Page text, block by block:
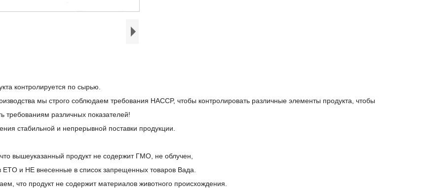
контролируется по сырью.
мы строго соблюдаем требования HACCP, чтобы контролировать различные элементы продукта, чтобы
требованиям различных показателей!
стабильной и непрерывной поставки продукции.
вышеуказанный продукт не содержит ГМО, не облучен,
и НЕ внесенные в список запрещенных товаров Вада.
что продукт не содержит материалов животного происхождения.